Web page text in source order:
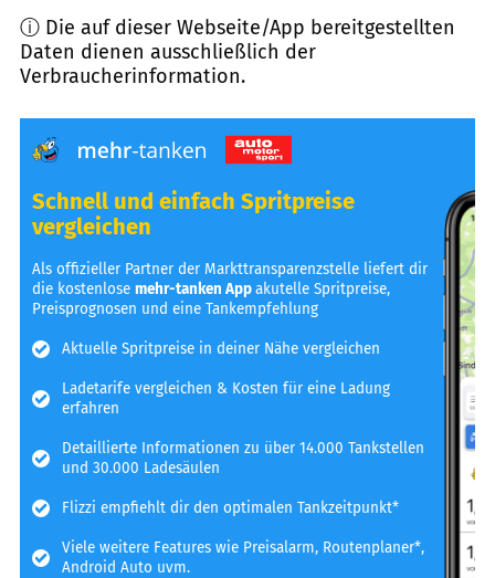
ⓘ Die auf dieser Webseite/App bereitgestellten
Daten dienen ausschließlich der
Verbraucherinformation.
Schnell und einfach Spritpreise
vergleichen
Als offizieller Partner der Markttransparenzstelle liefert dir
die kostenlosemehr-tanken Appakutelle Spritpreise,
Preisprognosen und eine Tankempfehlung
Aktuelle Spritpreise in deiner Nähe vergleichen
Ladetarife vergleichen & Kosten für eine Ladung
erfahren
Detaillierte Informationen zu über 14.000 Tankstellen
und 30.000 Ladesäulen
Flizzi empfiehlt dir den optimalen Tankzeitpunkt*
Viele weitere Features wie Preisalarm, Routenplaner*,
Android Auto uvm.